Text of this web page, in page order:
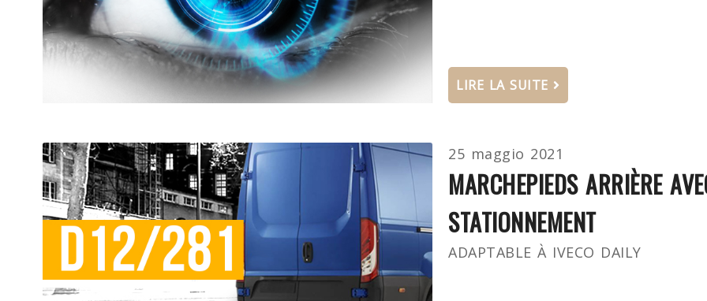
LIRE LA SUITE
25 maggio 2021
MARCHEPIEDS ARRIÈRE
STATIONNEMENT
ADAPTABLE À IVECO DAILY